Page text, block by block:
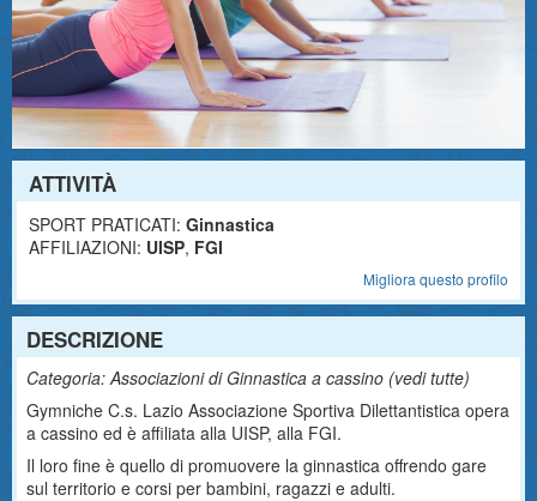
ATTIVITÀ
SPORT PRATICATI: Ginnastica
AFFILIAZIONI: UISP, FGI
Migliora questo profilo
DESCRIZIONE
Categoria: Associazioni di Ginnastica a cassino (vedi tutte)
Gymniche C.s. Lazio Associazione Sportiva Dilettantistica opera
a cassino ed è affiliata alla UISP, alla FGI.
Il loro fine è quello di promuovere la ginnastica offrendo gare
sul territorio e corsi per bambini, ragazzi e adulti.